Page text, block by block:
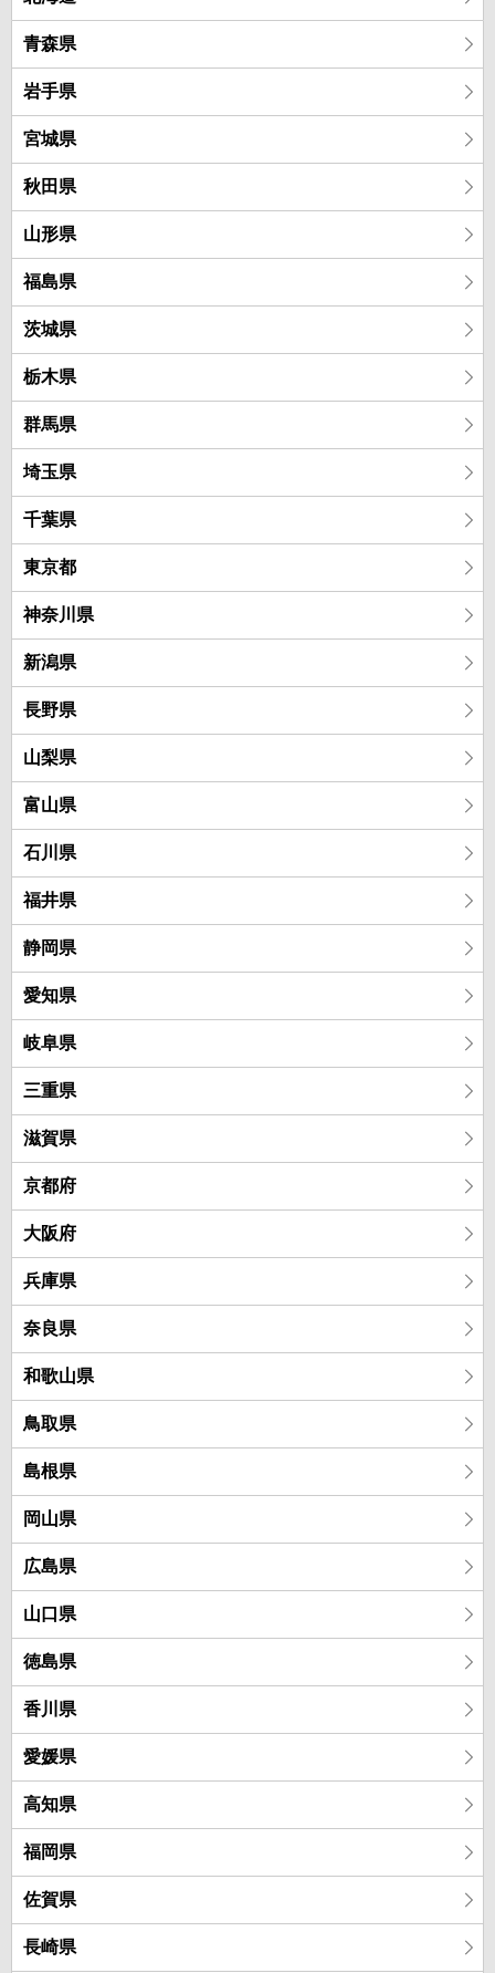
青森県
岩手県
宮城県
秋田県
山形県
福島県
茨城県
栃木県
群馬県
埼玉県
千葉県
東京都
神奈川県
新潟県
長野県
山梨県
富山県
石川県
福井県
静岡県
愛知県
岐阜県
三重県
滋賀県
京都府
大阪府
兵庫県
奈良県
和歌山県
鳥取県
島根県
岡山県
広島県
山口県
徳島県
香川県
愛媛県
高知県
福岡県
佐賀県
長崎県